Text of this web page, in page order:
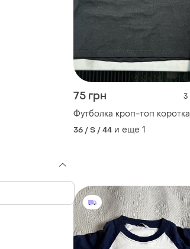
75 грн 3
Футболка кроп-топ коротка
36 / S / 44 и еще 1